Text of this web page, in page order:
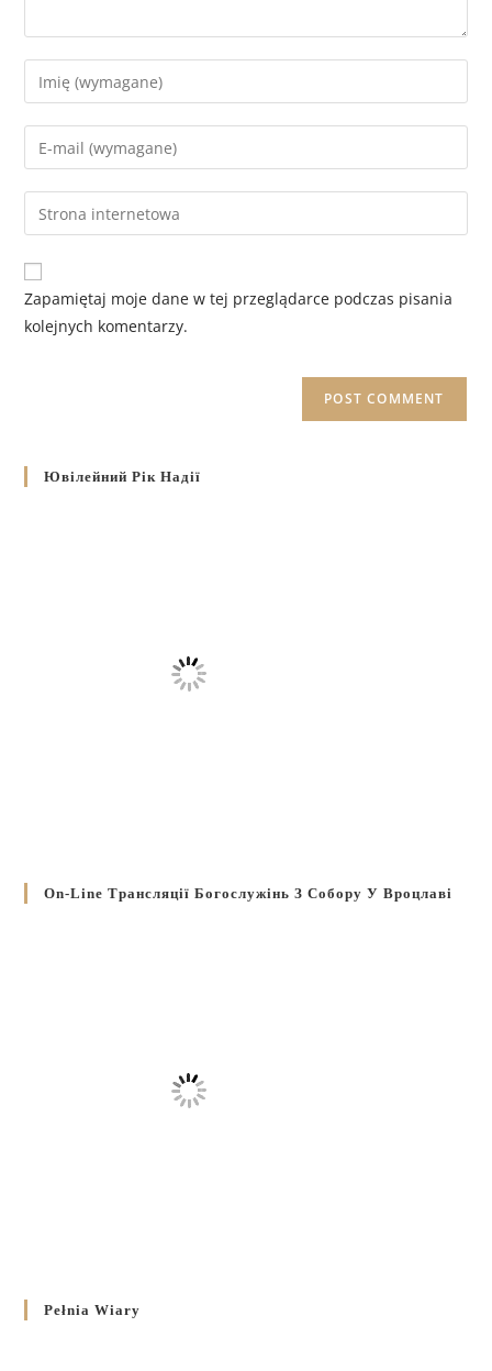
Zapamiętaj moje dane w tej przeglądarce podczas pisania
kolejnych komentarzy.
Ювілейний Рік Надії
On-Line Трансляції Богослужінь З Собору У Вроцлаві
Pełnia Wiary